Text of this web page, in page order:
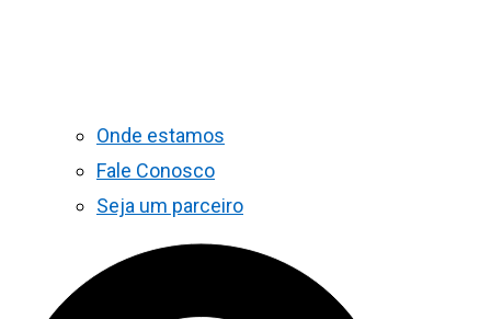
Onde estamos
Fale Conosco
Seja um parceiro